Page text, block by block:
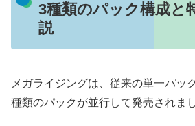
3種類のパック構成と
説
メガライジングは、従来の単一パッ
種類のパックが並行して発売されまし